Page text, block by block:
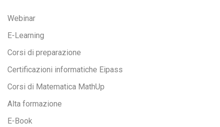
Webinar
E-Learning
Corsi di preparazione
Certificazioni informatiche Eipass
Corsi di Matematica MathUp
Alta formazione
E-Book